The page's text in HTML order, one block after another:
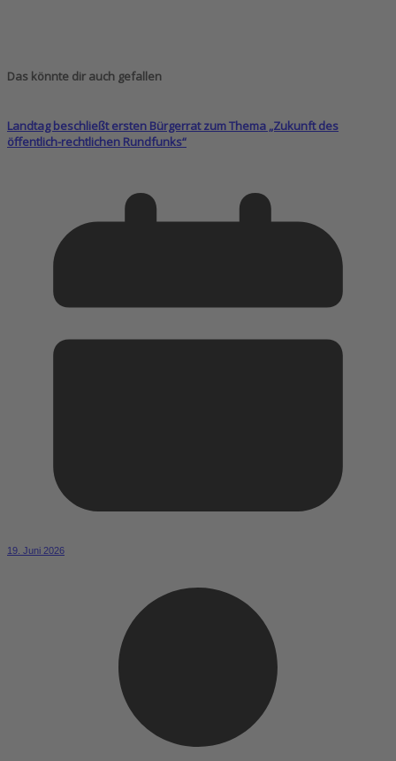
Das könnte dir auch gefallen
Landtag beschließt ersten Bürgerrat zum Thema „Zukunft des
öffentlich-rechtlichen Rundfunks“
19. Juni 2026